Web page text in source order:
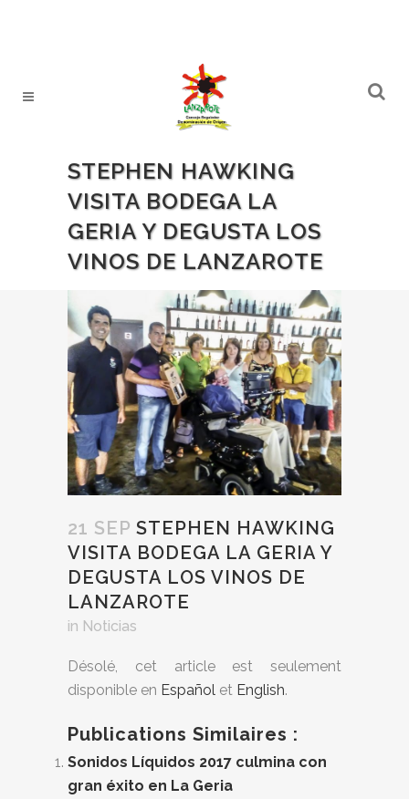
STEPHEN HAWKING
VISITA BODEGA LA
GERIA Y DEGUSTA LOS
VINOS DE LANZAROTE
21 SEP STEPHEN HAWKING
VISITA BODEGA LA GERIA Y
DEGUSTA LOS VINOS DE
LANZAROTE
in Noticias
Désolé, cet article est seulement
disponible en Español et English.
Publications Similaires :
Sonidos Líquidos 2017 culmina con
gran éxito en La Geria